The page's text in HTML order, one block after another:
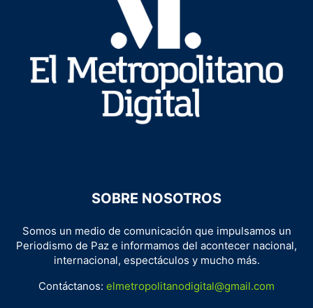
SOBRE NOSOTROS
Somos un medio de comunicación que impulsamos un
Periodismo de Paz e informamos del acontecer nacional,
internacional, espectáculos y mucho más.
Contáctanos: elmetropolitanodigital@gmail.com